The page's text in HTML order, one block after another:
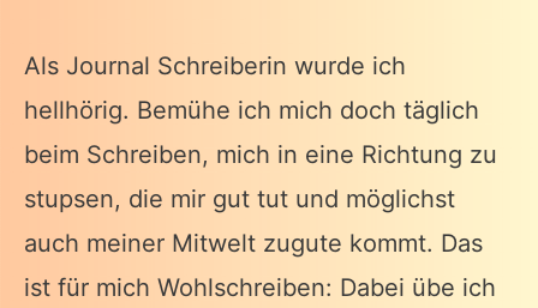
Als Journal Schreiberin wurde ich
hellhörig. Bemühe ich mich doch täglich
beim Schreiben, mich in eine Richtung zu
stupsen, die mir gut tut und möglichst
auch meiner Mitwelt zugute kommt. Das
ist für mich Wohlschreiben: Dabei übe ich